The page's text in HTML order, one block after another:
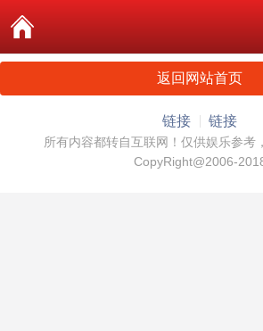
返回网站首页
链接 链接
所有内容都转自互联网！仅供娱乐参考
CopyRight@2006-